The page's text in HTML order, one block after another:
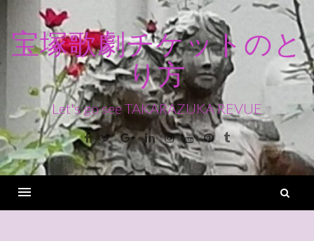
ン
ス
キ
ッ
宝塚歌劇チケットのと
り方
Let's go see TAKARAZUKA REVUE
Facebook
TwitterGoogle+LinkedinInstagram
YoutubePinterest
Tumblr